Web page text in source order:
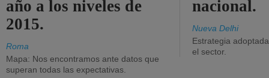
año a los niveles de
2015.
Roma
Mapa: Nos encontramos ante datos que
superan todas las expectativas.
nacional.
Nueva Delhi
Estrategia
el sector.